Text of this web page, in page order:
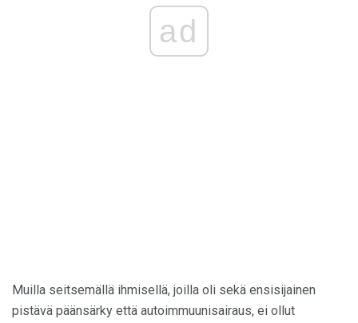
ad
Muilla seitsemällä ihmisellä, joilla oli sekä ensisijainen
pistävä päänsärky että autoimmuunisairaus, ei ollut